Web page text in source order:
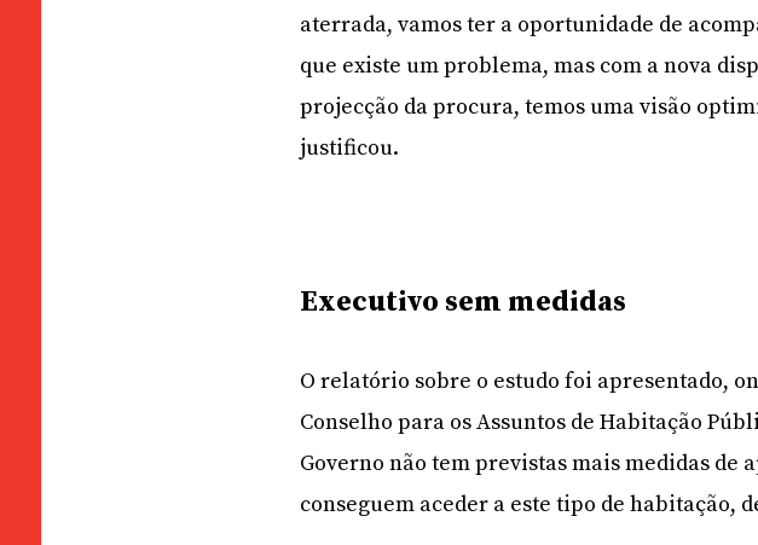
aterrada, vamos ter a oportunidade de
que existe um problema, mas com a nova
projecção da procura, temos uma visão
justificou.
Executivo sem medidas
O relatório sobre o estudo foi apresentado,
Conselho para os Assuntos de Habitação
Governo não tem previstas mais medidas de
conseguem aceder a este tipo de habitação,